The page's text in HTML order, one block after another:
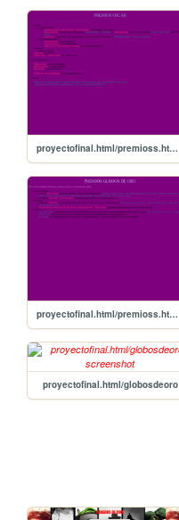
proyectofinal.html/premioss.html/oscar
proyectofinal.html/premioss.html/globosdeoro
proyectofinal.html/globosdeoro